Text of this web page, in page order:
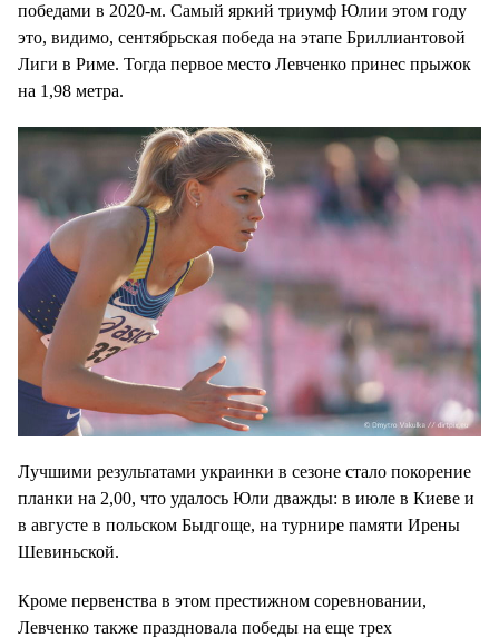
победами в 2020-м. Самый яркий триумф Юлии этом году
это, видимо, сентябрьская победа на этапе Бриллиантовой
Лиги в Риме. Тогда первое место Левченко принес прыжок
на 1,98 метра.
Лучшими результатами украинки в сезоне стало покорение
планки на 2,00, что удалось Юли дважды: в июле в Киеве и
в августе в польском Быдгоще, на турнире памяти Ирены
Шевиньской.
Кроме первенства в этом престижном соревновании,
Левченко также праздновала победы на еще трех